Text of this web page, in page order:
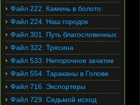
Файл 222. Камень в болото
Файл 224. Наш городок
Файл 301. Путь благословенных
Файл 322. Трясина
Файл 533. Непорочное зачатие
Файл 554. Тараканы в Голове
Файл 716. Экспортеры
Файл 729. Седьмой исход